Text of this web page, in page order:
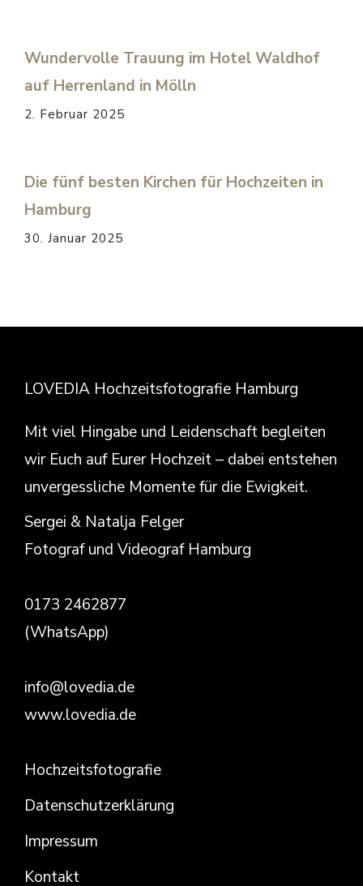
Wundervolle Trauung im Hotel Waldhof
auf Herrenland in Mölln
2. Februar 2025
Die fünf besten Kirchen für Hochzeiten in
Hamburg
30. Januar 2025
LOVEDIA Hochzeitsfotografie Hamburg
Mit viel Hingabe und Leidenschaft begleiten
wir Euch auf Eurer Hochzeit – dabei entstehen
unvergessliche Momente für die Ewigkeit.
Sergei & Natalja Felger
Fotograf und Videograf Hamburg
0173 2462877
(WhatsApp)
info@lovedia.de
www.lovedia.de
Hochzeitsfotografie
Datenschutzerklärung
Impressum
Kontakt